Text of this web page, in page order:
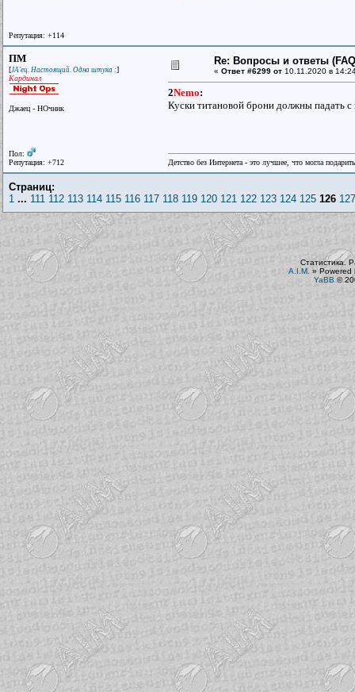
Репутация: +114
ПМ
[JA'ец. Настоящий. Одна штука :]
Кардинал
Джаец - НОчник
Пол:
Репутация: +712
Re: Вопросы и ответы
« Ответ #6299 от 10.11.2020 в
2Nemo:
Куски титановой брони должны падать
Детство без Интернета - это лучшее, что могла
Страниц:
1 ... 111 112 113 114 115 116 117 118 119 120 121 122 123 124 125 126 127
Статистика.
A.I.M. »Powered
YaBB©